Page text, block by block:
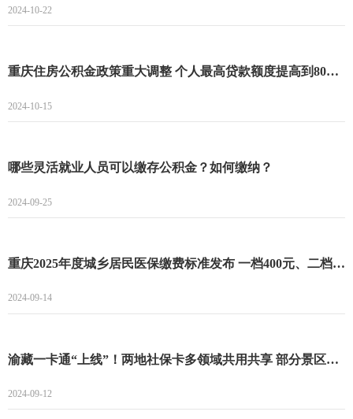
2024-10-22
重庆住房公积金政策重大调整 个人最高贷款额度提高到80万元
2024-10-15
哪些灵活就业人员可以缴存公积金？如何缴纳？
2024-09-25
重庆2025年度城乡居民医保缴费标准发布 一档400元、二档775元！
2024-09-14
渝藏一卡通“上线”！两地社保卡多领域共用共享 部分景区还享5折优惠
2024-09-12